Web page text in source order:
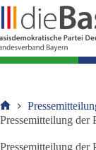
Zum
Inhalt
springen
Startseite
Pressemitteilung der
Pressemitteilung der